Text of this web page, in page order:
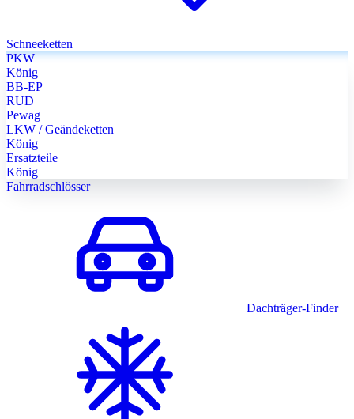
Schneeketten
PKW
König
BB-EP
RUD
Pewag
LKW / Geändeketten
König
Ersatzteile
König
Fahrradschlösser
Dachträger-Finder